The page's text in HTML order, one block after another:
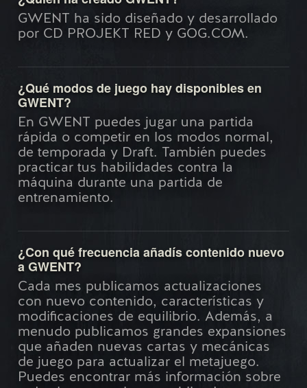
GWENT ha sido diseñado y desarrollado
por CD PROJEKT RED y GOG.COM.
¿Qué modos de juego hay disponibles en
GWENT?
En GWENT puedes jugar una partida
rápida o competir en los modos normal,
de temporada y Draft. También puedes
practicar tus habilidades contra la
máquina durante una partida de
entrenamiento.
¿Con qué frecuencia añadís contenido nuevo
a GWENT?
Cada mes publicamos actualizaciones
con nuevo contenido, características y
modificaciones de equilibrio. Además, a
menudo publicamos grandes expansiones
que añaden nuevas cartas y mecánicas
de juego para actualizar el metajuego.
Puedes encontrar más información sobre